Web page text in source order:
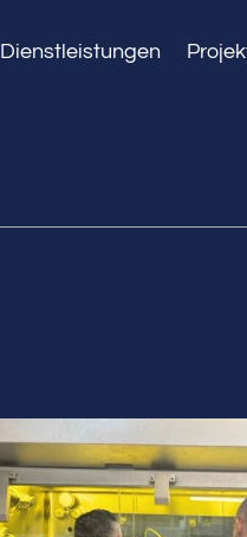
Dienstleistungen